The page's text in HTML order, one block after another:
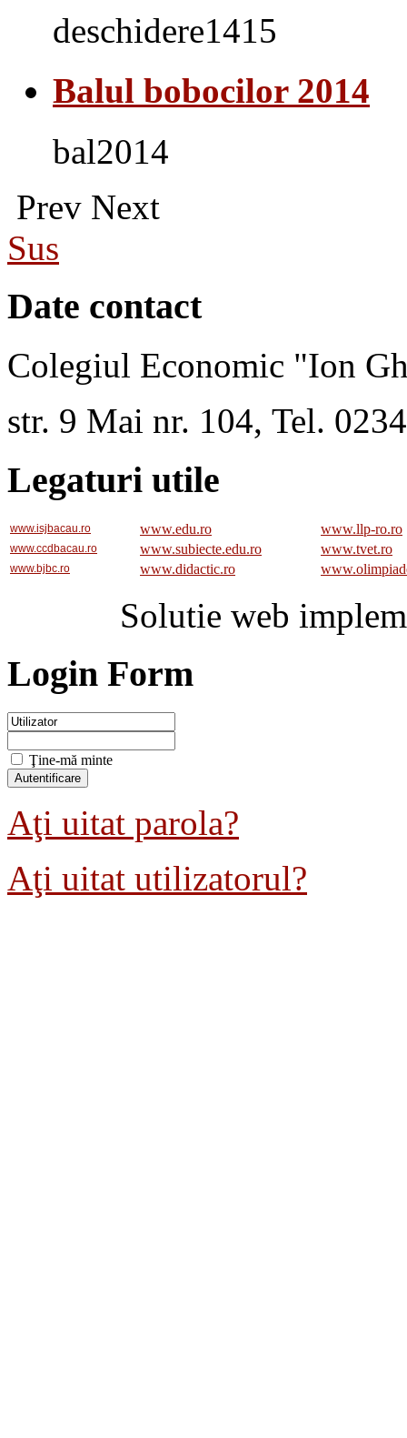
deschidere1415
Balul bobocilor 2014
bal2014
Prev Next
Sus
Date contact
Colegiul Economic "Ion
str. 9 Mai nr. 104, Tel.
Legaturi utile
www.isjbacau.ro www.edu.ro www.llp-ro.ro
www.ccdbacau.ro www.subiecte.edu.ro www.tvet.ro
www.bjbc.ro www.didactic.ro
Solutie web
Login Form
Ţine-mă minte
Aţi uitat parola?
Aţi uitat utilizatorul?